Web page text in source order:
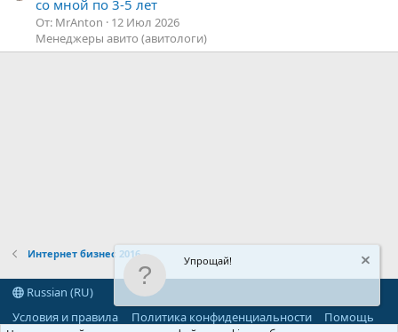
со мной по 3-5 лет
От: MrAnton
12 Июл 2026
Менеджеры авито (авитологи)
Интернет бизнес 2016
Russian (RU)
Условия и правила
Политика конфиденциальности Помощь
Упрощай!